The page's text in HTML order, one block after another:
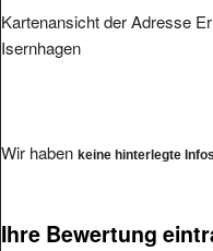
Kartenansicht der Adresse
Isernhagen
Wir haben keine hinterlegte
Ihre Bewertung